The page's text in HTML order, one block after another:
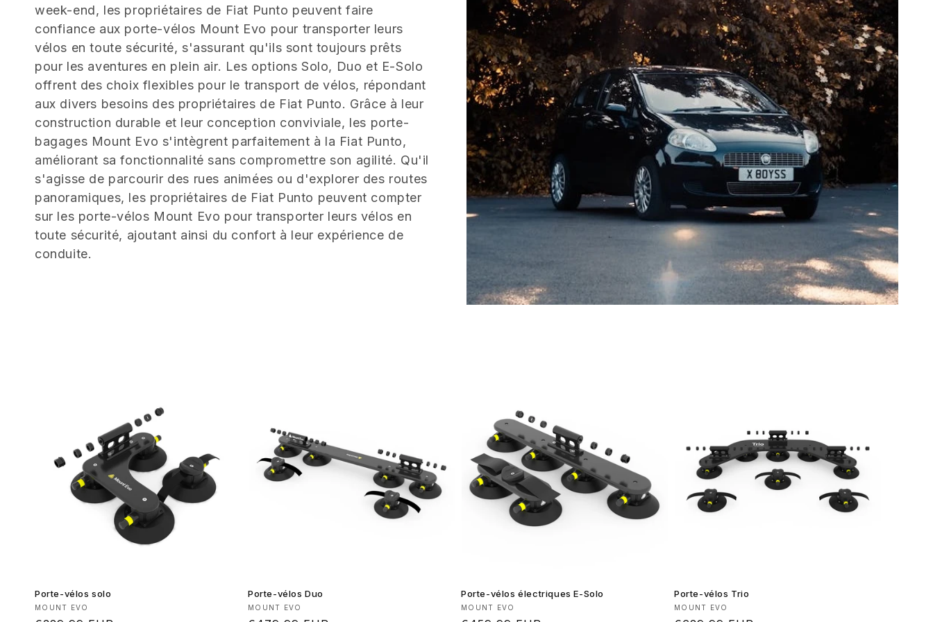
e
c
t
i
o
n
:
week-end, les propriétaires de Fiat Punto peuvent faire
confiance aux porte-vélos Mount Evo pour transporter leurs
vélos en toute sécurité, s'assurant qu'ils sont toujours prêts
pour les aventures en plein air. Les options Solo, Duo et E-Solo
offrent des choix flexibles pour le transport de vélos, répondant
aux divers besoins des propriétaires de Fiat Punto. Grâce à leur
construction durable et leur conception conviviale, les porte-
bagages Mount Evo s'intègrent parfaitement à la Fiat Punto,
améliorant sa fonctionnalité sans compromettre son agilité. Qu'il
s'agisse de parcourir des rues animées ou d'explorer des routes
panoramiques, les propriétaires de Fiat Punto peuvent compter
sur les porte-vélos Mount Evo pour transporter leurs vélos en
toute sécurité, ajoutant ainsi du confort à leur expérience de
conduite.
Porte-vélos solo
Fournisseur :
MOUNT EVO
Porte-vélos Duo
Fournisseur :
MOUNT EVO
Porte-vélos électriques E-Solo
Fournisseur :
MOUNT EVO
Porte-vélos Trio
Fournisseur :
MOUNT EVO